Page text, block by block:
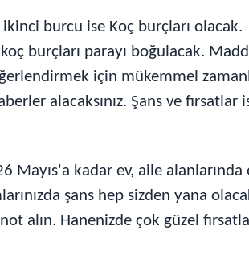
ikinci burcu ise Koç burçları olacak.
koç burçları parayı boğulacak.
için mükemmel
alacaksınız. Şans ve fırsatlar
Mayıs'a kadar ev, aile
şans hep sizden yana
alın. Hanenizde çok güzel